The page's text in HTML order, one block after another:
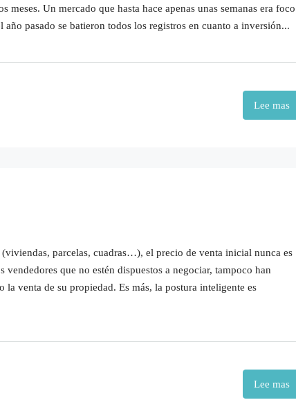
Un mercado que hasta hace apenas unas semanas era foco
pasado se batieron todos los registros en cuanto a inversión...
Lee mas
parcelas, cuadras…), el precio de venta inicial nunca es
que no estén dispuestos a negociar, tampoco han
venta de su propiedad. Es más, la postura inteligente es
Lee mas